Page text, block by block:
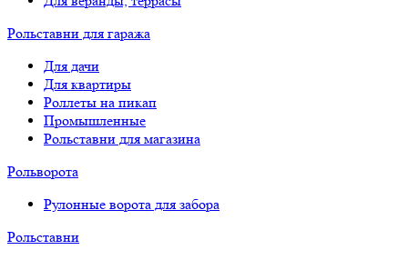
Рольставни для гаража
Для дачи
Для квартиры
Роллеты на пикап
Промышленные
Рольставни для магазина
Рольворота
Рулонные ворота для забора
Рольставни